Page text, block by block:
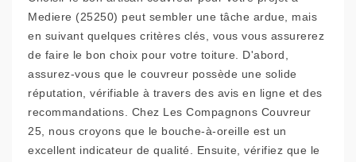
Mediere (25250) peut sembler une tâche ardue, mais
en suivant quelques critères clés, vous vous assurerez
de faire le bon choix pour votre toiture. D'abord,
assurez-vous que le couvreur possède une solide
réputation, vérifiable à travers des avis en ligne et des
recommandations. Chez Les Compagnons Couvreur
25, nous croyons que le bouche-à-oreille est un
excellent indicateur de qualité. Ensuite, vérifiez que le